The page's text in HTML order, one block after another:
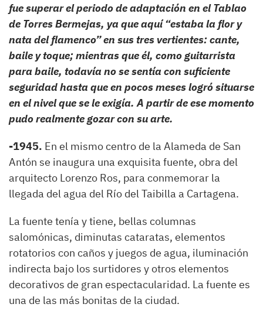
fue superar el periodo de adaptación en el Tablao
de Torres Bermejas, ya que aquí “estaba la flor y
nata del flamenco” en sus tres vertientes: cante,
baile y toque; mientras que él, como guitarrista
para baile, todavía no se sentía con suficiente
seguridad hasta que en pocos meses logró situarse
en el nivel que se le exigía. A partir de ese momento
pudo realmente gozar con su arte.
-1945. En el mismo centro de la Alameda de San
Antón se inaugura una exquisita fuente, obra del
arquitecto Lorenzo Ros, para conmemorar la
llegada del agua del Río del Taibilla a Cartagena.
La fuente tenía y tiene, bellas columnas
salomónicas, diminutas cataratas, elementos
rotatorios con caños y juegos de agua, iluminación
indirecta bajo los surtidores y otros elementos
decorativos de gran espectacularidad. La fuente es
una de las más bonitas de la ciudad.